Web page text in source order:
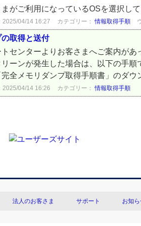
まがご利用になっているOSを選択し
2025/04/14 16:27 カテゴリー：情報取得手順
取得と送付
センターよりお客さまへご案内が
ーンが発生した場合は、以下の手
全メモリダンプ取得手順書」のダウ
2025/04/14 16:26 カテゴリー：情報取得手順
法人のお客さま サポート お知